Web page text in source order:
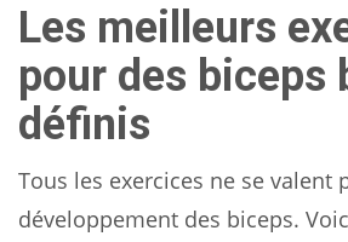
Les meilleurs
pour des biceps
définis
Tous les exercices ne se valent
développement des biceps.